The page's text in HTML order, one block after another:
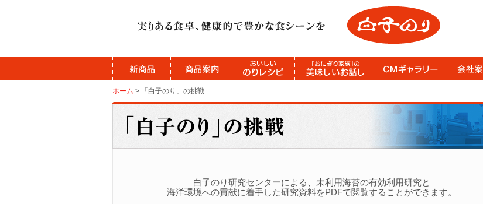
ホーム > 「白子のり」の挑戦
白子のり研究センターによる、未利用海苔の有効利用研究と
海洋環境への貢献に着手した研究資料をPDFで閲覧することができます。